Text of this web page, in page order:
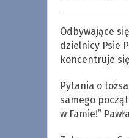
Odbywające
dzielnicy Psie
koncentruje
Pytania o
samego
w Famie!”